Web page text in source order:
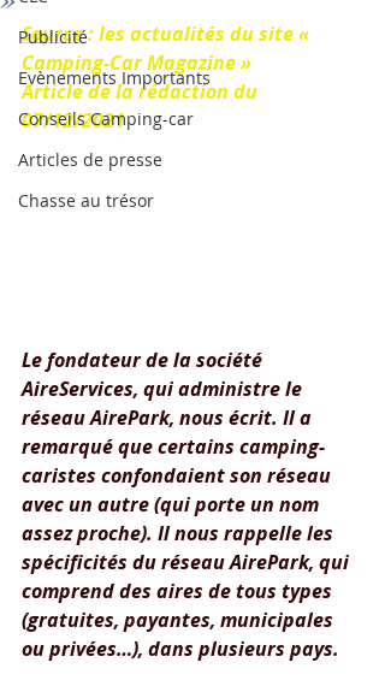
Publicité
Evènements Importants
Conseils Camping-car
Articles de presse
Chasse au trésor
Source : les actualités du site «
Camping-Car Magazine »
Article de la rédaction du
07/12/2021
Le fondateur de la société
AireServices, qui administre le
réseau AirePark, nous écrit. Il a
remarqué que certains camping-
caristes confondaient son réseau
avec un autre (qui porte un nom
assez proche). Il nous rappelle les
spécificités du réseau AirePark, qui
comprend des aires de tous types
(gratuites, payantes, municipales
ou privées…), dans plusieurs pays.